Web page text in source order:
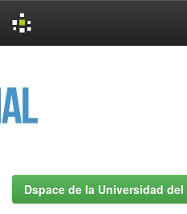
Dspace de la Universidad del